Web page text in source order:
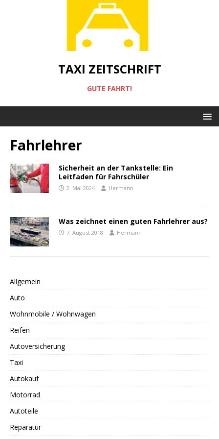
TAXI ZEITSCHRIFT
GUTE FAHRT!
Fahrlehrer
Sicherheit an der Tankstelle: Ein
Leitfaden für Fahrschüler
2. Mai 2024 Hermann
Was zeichnet einen guten Fahrlehrer aus?
7. August 2018 Hermann
Allgemein
Auto
Wohnmobile / Wohnwagen
Reifen
Autoversicherung
Taxi
Autokauf
Motorrad
Autoteile
Reparatur